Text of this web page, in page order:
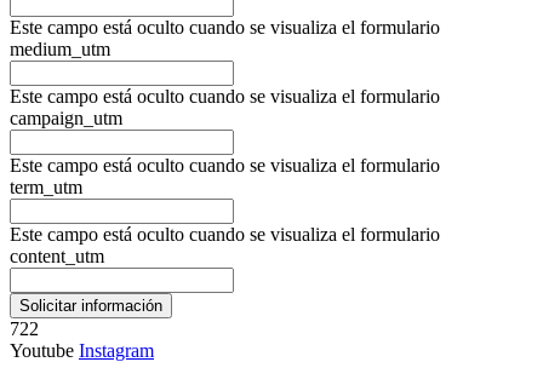
Este campo está oculto cuando se visualiza el formulario
medium_utm
Este campo está oculto cuando se visualiza el formulario
campaign_utm
Este campo está oculto cuando se visualiza el formulario
term_utm
Este campo está oculto cuando se visualiza el formulario
content_utm
722
Youtube Instagram